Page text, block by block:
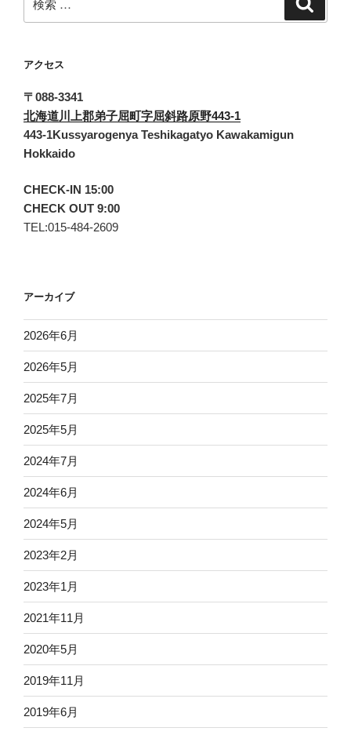
索:
アクセス
〒088-3341
北海道川上郡弟子屈町字屈斜路原野443-1
443-1Kussyarogenya Teshikagatyo Kawakamigun
Hokkaido
CHECK-IN 15:00
CHECK OUT 9:00
TEL:015-484-2609
アーカイブ
2026年6月
2026年5月
2025年7月
2025年5月
2024年7月
2024年6月
2024年5月
2023年2月
2023年1月
2021年11月
2020年5月
2019年11月
2019年6月